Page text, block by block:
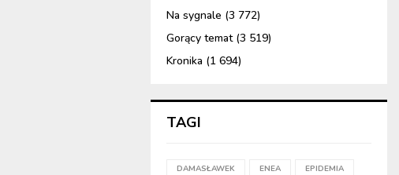
Na sygnale (3 772)
Gorący temat(3 519)
Kronika (1 694)
TAGI
DAMASŁAWEK ENEA EPIDEMIA